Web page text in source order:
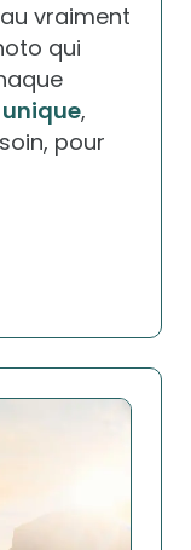
vraiment
qui
,
pour